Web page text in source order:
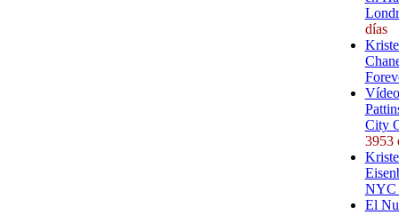
días
City
3953
NYC
El